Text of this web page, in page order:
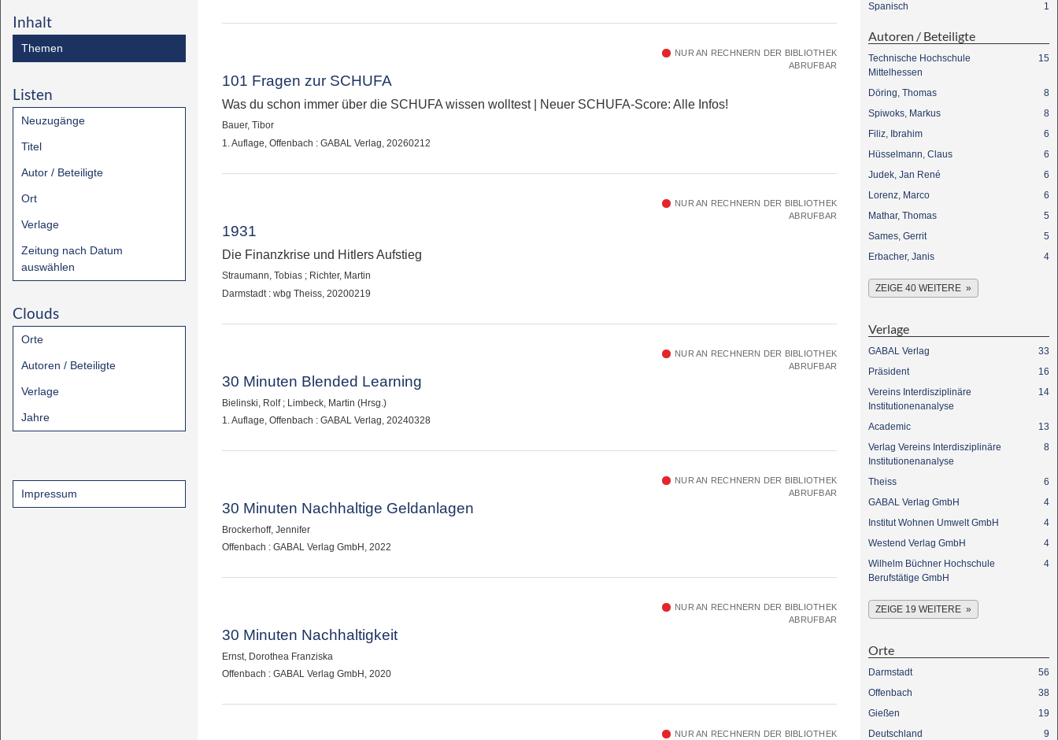
Inhalt
Themen
Listen
Neuzugänge
Titel
Autor / Beteiligte
Ort
Verlage
Zeitung nach Datum
auswählen
Clouds
Orte
Autoren / Beteiligte
Verlage
Jahre
Impressum
1
Spanisch
Autoren / Beteiligte
15
Technische Hochschule
Mittelhessen
8
Döring, Thomas
8
Spiwoks, Markus
6
Filiz, Ibrahim
6
Hüsselmann, Claus
6
Judek, Jan René
6
Lorenz, Marco
5
Mathar, Thomas
5
Sames, Gerrit
4
Erbacher, Janis
ZEIGE 40 WEITERE
Verlage
33
GABAL Verlag
16
Präsident
14
Vereins Interdisziplinäre
Institutionenanalyse
13
Academic
8
Verlag Vereins Interdisziplinäre
Institutionenanalyse
6
Theiss
4
GABAL Verlag GmbH
4
Institut Wohnen Umwelt GmbH
4
Westend Verlag GmbH
4
Wilhelm Büchner Hochschule
Berufstätige GmbH
ZEIGE 19 WEITERE
Orte
56
Darmstadt
38
Offenbach
19
Gießen
9
Deutschland
NUR AN RECHNERN DER BIBLIOTHEK
ABRUFBAR
101 Fragen zur SCHUFA
Was du schon immer über die SCHUFA wissen wolltest | Neuer SCHUFA-Score: Alle Infos!
Bauer, Tibor
1. Auflage, Offenbach : GABAL Verlag, 20260212
NUR AN RECHNERN DER BIBLIOTHEK
ABRUFBAR
1931
Die Finanzkrise und Hitlers Aufstieg
Straumann, Tobias ; Richter, Martin
Darmstadt : wbg Theiss, 20200219
NUR AN RECHNERN DER BIBLIOTHEK
ABRUFBAR
30 Minuten Blended Learning
Bielinski, Rolf; Limbeck, Martin (Hrsg.)
1. Auflage, Offenbach : GABAL Verlag, 20240328
NUR AN RECHNERN DER BIBLIOTHEK
ABRUFBAR
30 Minuten Nachhaltige Geldanlagen
Brockerhoff, Jennifer
Offenbach : GABAL Verlag GmbH, 2022
NUR AN RECHNERN DER BIBLIOTHEK
ABRUFBAR
30 Minuten Nachhaltigkeit
Ernst, Dorothea Franziska
Offenbach : GABAL Verlag GmbH, 2020
NUR AN RECHNERN DER BIBLIOTHEK